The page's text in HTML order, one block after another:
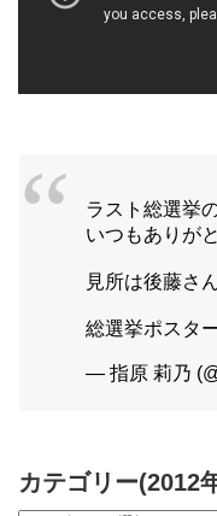
ラスト総選挙
いつもありが
見所は後藤さ
総選挙ポスタ
— 指原 莉乃
カテゴリー(2012